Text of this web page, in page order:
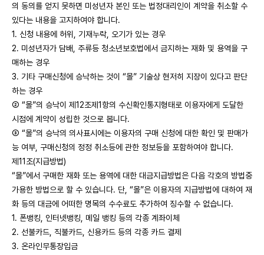
의 동의를 얻지 못하면 미성년자 본인 또는 법정대리인이 계약을 취소할 수
있다는 내용을 고지하여야 합니다.
1. 신청 내용에 허위, 기재누락, 오기가 있는 경우
2. 미성년자가 담배, 주류등 청소년보호법에서 금지하는 재화 및 용역을 구
매하는 경우
3. 기타 구매신청에 승낙하는 것이 “몰” 기술상 현저히 지장이 있다고 판단
하는 경우
② “몰”의 승낙이 제12조제1항의 수신확인통지형태로 이용자에게 도달한
시점에 계약이 성립한 것으로 봅니다.
③ “몰”의 승낙의 의사표시에는 이용자의 구매 신청에 대한 확인 및 판매가
능 여부, 구매신청의 정정 취소등에 관한 정보등을 포함하여야 합니다.
제11조(지급방법)
“몰”에서 구매한 재화 또는 용역에 대한 대금지급방법은 다음 각호의 방법중
가용한 방법으로 할 수 있습니다. 단, “몰”은 이용자의 지급방법에 대하여 재
화 등의 대금에 어떠한 명목의 수수료도 추가하여 징수할 수 없습니다.
1. 폰뱅킹, 인터넷뱅킹, 메일 뱅킹 등의 각종 계좌이체
2. 선불카드, 직불카드, 신용카드 등의 각종 카드 결제
3. 온라인무통장입금